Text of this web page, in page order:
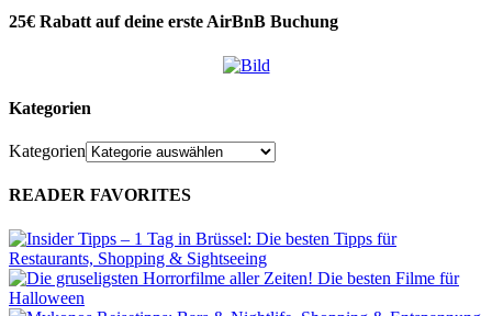
25€ Rabatt auf deine erste AirBnB Buchung
Kategorien
Kategorien
READER FAVORITES